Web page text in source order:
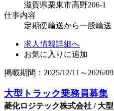
滋賀県栗東市高野206-1
仕事内容
定期便輸送から一般輸送
求人情報詳細へ
お気に入りに追加
掲載期間：2025/12/11～2026/
大型トラック乗務員募集
菱化ロジテック株式会社 / 大